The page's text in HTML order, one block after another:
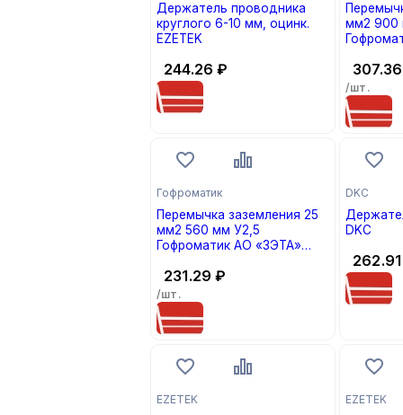
Держатель проводника
круглого 6-10 мм, оцинк.
EZETEK
244.26 ₽
мм2 900
307.36
/шт.
Гофроматик
Перемычка заземления 25
мм2 560 мм У2,5
Гофроматик АО «ЗЭТА»
231.29 ₽
/шт.
DKC
DKC
262.91
EZETEK EZETEK